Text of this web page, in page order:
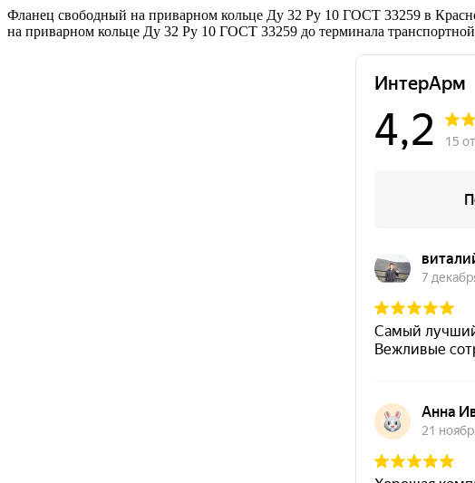
Фланец свободный на приварном кольце Ду 32 Ру 10 ГОСТ 33259 в
на приварном кольце Ду 32 Ру 10 ГОСТ 33259 до терминала